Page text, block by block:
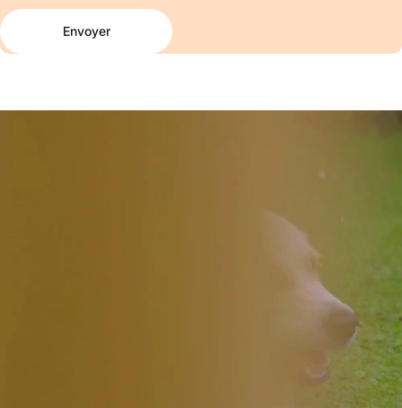
Envoyer
Envoyer